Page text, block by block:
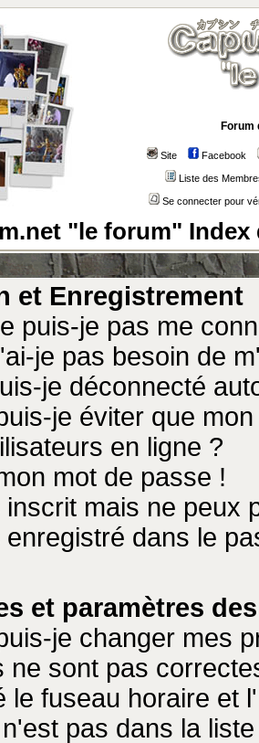
Forum
Site Facebook
Liste des
Se connecter pour
"le forum" Index
et Enregistrement
puis-je pas me
je pas besoin de
je déconnecté
je éviter que
en ligne ?
mot de passe !
mais ne peux
dans le
et paramètres
je changer mes
ne sont pas
le fuseau horaire et
pas dans la